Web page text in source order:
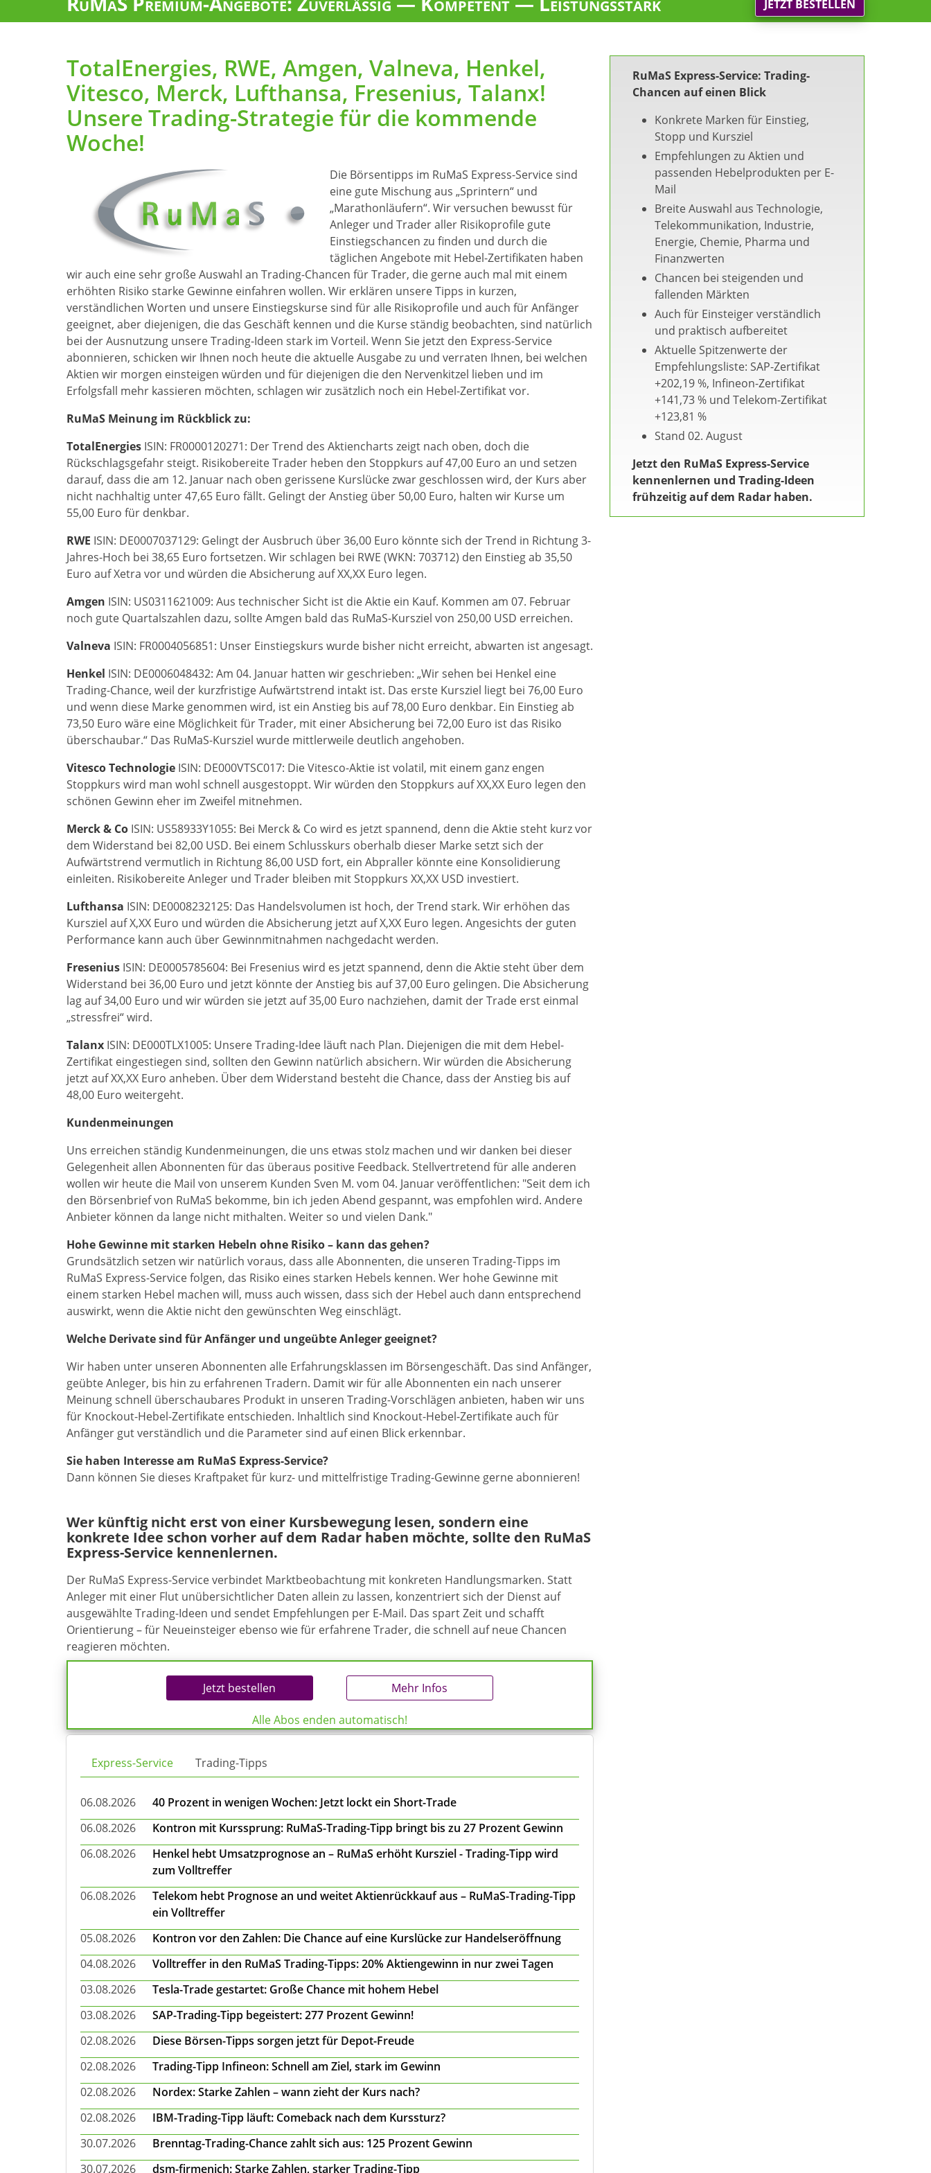
JETZT BESTELLEN
TotalEnergies, RWE, Amgen, Valneva, Henkel,
Vitesco, Merck, Lufthansa, Fresenius, Talanx!
Unsere Trading-Strategie für die kommende
Woche!
Die Börsentipps im RuMaS Express-Service sind
eine gute Mischung aus „Sprintern“ und
„Marathonläufern“. Wir versuchen bewusst für
Anleger und Trader aller Risikoprofile gute
Einstiegschancen zu finden und durch die
täglichen Angebote mit Hebel-Zertifikaten haben
wir auch eine sehr große Auswahl an Trading-Chancen für Trader, die gerne auch mal mit einem
erhöhten Risiko starke Gewinne einfahren wollen. Wir erklären unsere Tipps in kurzen,
verständlichen Worten und unsere Einstiegskurse sind für alle Risikoprofile und auch für Anfänger
geeignet, aber diejenigen, die das Geschäft kennen und die Kurse ständig beobachten, sind natürlich
bei der Ausnutzung unsere Trading-Ideen stark im Vorteil. Wenn Sie jetzt den Express-Service
abonnieren, schicken wir Ihnen noch heute die aktuelle Ausgabe zu und verraten Ihnen, bei welchen
Aktien wir morgen einsteigen würden und für diejenigen die den Nervenkitzel lieben und im
Erfolgsfall mehr kassieren möchten, schlagen wir zusätzlich noch ein Hebel-Zertifikat vor.
RuMaS Meinung im Rückblick zu:
TotalEnergies ISIN: FR0000120271: Der Trend des Aktiencharts zeigt nach oben, doch die
Rückschlagsgefahr steigt. Risikobereite Trader heben den Stoppkurs auf 47,00 Euro an und setzen
darauf, dass die am 12. Januar nach oben gerissene Kurslücke zwar geschlossen wird, der Kurs aber
nicht nachhaltig unter 47,65 Euro fällt. Gelingt der Anstieg über 50,00 Euro, halten wir Kurse um
55,00 Euro für denkbar.
RWE ISIN: DE0007037129: Gelingt der Ausbruch über 36,00 Euro könnte sich der Trend in Richtung 3-
Jahres-Hoch bei 38,65 Euro fortsetzen. Wir schlagen bei RWE (WKN: 703712) den Einstieg ab 35,50
Euro auf Xetra vor und würden die Absicherung auf XX,XX Euro legen.
Amgen ISIN: US0311621009: Aus technischer Sicht ist die Aktie ein Kauf. Kommen am 07. Februar
noch gute Quartalszahlen dazu, sollte Amgen bald das RuMaS-Kursziel von 250,00 USD erreichen.
Valneva ISIN: FR0004056851: Unser Einstiegskurs wurde bisher nicht erreicht, abwarten ist angesagt.
Henkel ISIN: DE0006048432: Am 04. Januar hatten wir geschrieben: „Wir sehen bei Henkel eine
Trading-Chance, weil der kurzfristige Aufwärtstrend intakt ist. Das erste Kursziel liegt bei 76,00 Euro
und wenn diese Marke genommen wird, ist ein Anstieg bis auf 78,00 Euro denkbar. Ein Einstieg ab
73,50 Euro wäre eine Möglichkeit für Trader, mit einer Absicherung bei 72,00 Euro ist das Risiko
überschaubar.“ Das RuMaS-Kursziel wurde mittlerweile deutlich angehoben.
Vitesco Technologie ISIN: DE000VTSC017: Die Vitesco-Aktie ist volatil, mit einem ganz engen
Stoppkurs wird man wohl schnell ausgestoppt. Wir würden den Stoppkurs auf XX,XX Euro legen den
schönen Gewinn eher im Zweifel mitnehmen.
Merck & Co ISIN: US58933Y1055: Bei Merck & Co wird es jetzt spannend, denn die Aktie steht kurz vor
dem Widerstand bei 82,00 USD. Bei einem Schlusskurs oberhalb dieser Marke setzt sich der
Aufwärtstrend vermutlich in Richtung 86,00 USD fort, ein Abpraller könnte eine Konsolidierung
einleiten. Risikobereite Anleger und Trader bleiben mit Stoppkurs XX,XX USD investiert.
Lufthansa ISIN: DE0008232125: Das Handelsvolumen ist hoch, der Trend stark. Wir erhöhen das
Kursziel auf X,XX Euro und würden die Absicherung jetzt auf X,XX Euro legen. Angesichts der guten
Performance kann auch über Gewinnmitnahmen nachgedacht werden.
Fresenius ISIN: DE0005785604: Bei Fresenius wird es jetzt spannend, denn die Aktie steht über dem
Widerstand bei 36,00 Euro und jetzt könnte der Anstieg bis auf 37,00 Euro gelingen. Die Absicherung
lag auf 34,00 Euro und wir würden sie jetzt auf 35,00 Euro nachziehen, damit der Trade erst einmal
„stressfrei“ wird.
Talanx ISIN: DE000TLX1005: Unsere Trading-Idee läuft nach Plan. Diejenigen die mit dem Hebel-
Zertifikat eingestiegen sind, sollten den Gewinn natürlich absichern. Wir würden die Absicherung
jetzt auf XX,XX Euro anheben. Über dem Widerstand besteht die Chance, dass der Anstieg bis auf
48,00 Euro weitergeht.
Kundenmeinungen
Uns erreichen ständig Kundenmeinungen, die uns etwas stolz machen und wir danken bei dieser
Gelegenheit allen Abonnenten für das überaus positive Feedback. Stellvertretend für alle anderen
wollen wir heute die Mail von unserem Kunden Sven M. vom 04. Januar veröffentlichen: "Seit dem ich
den Börsenbrief von RuMaS bekomme, bin ich jeden Abend gespannt, was empfohlen wird. Andere
Anbieter können da lange nicht mithalten. Weiter so und vielen Dank."
Hohe Gewinne mit starken Hebeln ohne Risiko – kann das gehen?
Grundsätzlich setzen wir natürlich voraus, dass alle Abonnenten, die unseren Trading-Tipps im
RuMaS Express-Service folgen, das Risiko eines starken Hebels kennen. Wer hohe Gewinne mit
einem starken Hebel machen will, muss auch wissen, dass sich der Hebel auch dann entsprechend
auswirkt, wenn die Aktie nicht den gewünschten Weg einschlägt.
Welche Derivate sind für Anfänger und ungeübte Anleger geeignet?
Wir haben unter unseren Abonnenten alle Erfahrungsklassen im Börsengeschäft. Das sind Anfänger,
geübte Anleger, bis hin zu erfahrenen Tradern. Damit wir für alle Abonnenten ein nach unserer
Meinung schnell überschaubares Produkt in unseren Trading-Vorschlägen anbieten, haben wir uns
für Knockout-Hebel-Zertifikate entschieden. Inhaltlich sind Knockout-Hebel-Zertifikate auch für
Anfänger gut verständlich und die Parameter sind auf einen Blick erkennbar.
Sie haben Interesse am RuMaS Express-Service?
Dann können Sie dieses Kraftpaket für kurz- und mittelfristige Trading-Gewinne gerne abonnieren!
Wer künftig nicht erst von einer Kursbewegung lesen, sondern eine
konkrete Idee schon vorher auf dem Radar haben möchte, sollte den RuMaS
Express-Service kennenlernen.
Der RuMaS Express-Service verbindet Marktbeobachtung mit konkreten Handlungsmarken. Statt
Anleger mit einer Flut unübersichtlicher Daten allein zu lassen, konzentriert sich der Dienst auf
ausgewählte Trading-Ideen und sendet Empfehlungen per E-Mail. Das spart Zeit und schafft
Orientierung – für Neueinsteiger ebenso wie für erfahrene Trader, die schnell auf neue Chancen
reagieren möchten.
Jetzt bestellen Mehr Infos
Alle Abos enden automatisch!
Express-Service Trading-Tipps
06.08.2026
40 Prozent in wenigen Wochen: Jetzt lockt ein Short-Trade
06.08.2026
Kontron mit Kurssprung: RuMaS-Trading-Tipp bringt bis zu 27 Prozent Gewinn
06.08.2026
Henkel hebt Umsatzprognose an – RuMaS erhöht Kursziel - Trading-Tipp wird
zum Volltreffer
06.08.2026
Telekom hebt Prognose an und weitet Aktienrückkauf aus – RuMaS-Trading-Tipp
ein Volltreffer
05.08.2026
Kontron vor den Zahlen: Die Chance auf eine Kurslücke zur Handelseröffnung
04.08.2026
Volltreffer in den RuMaS Trading-Tipps: 20% Aktiengewinn in nur zwei Tagen
03.08.2026
Tesla-Trade gestartet: Große Chance mit hohem Hebel
03.08.2026
SAP-Trading-Tipp begeistert: 277 Prozent Gewinn!
02.08.2026
Diese Börsen-Tipps sorgen jetzt für Depot-Freude
02.08.2026
Trading-Tipp Infineon: Schnell am Ziel, stark im Gewinn
02.08.2026
Nordex: Starke Zahlen – wann zieht der Kurs nach?
02.08.2026
IBM-Trading-Tipp läuft: Comeback nach dem Kurssturz?
30.07.2026
Brenntag-Trading-Chance zahlt sich aus: 125 Prozent Gewinn
30.07.2026
dsm-firmenich: Starke Zahlen, starker Trading-Tipp
RuMaS Express-Service: Trading-
Chancen auf einen Blick
Konkrete Marken für Einstieg,
Stopp und Kursziel
Empfehlungen zu Aktien und
passenden Hebelprodukten per E-
Mail
Breite Auswahl aus Technologie,
Telekommunikation, Industrie,
Energie, Chemie, Pharma und
Finanzwerten
Chancen bei steigenden und
fallenden Märkten
Auch für Einsteiger verständlich
und praktisch aufbereitet
Aktuelle Spitzenwerte der
Empfehlungsliste: SAP-Zertifikat
+202,19 %, Infineon-Zertifikat
+141,73 % und Telekom-Zertifikat
+123,81 %
Stand 02. August
Jetzt den RuMaS Express-Service
kennenlernen und Trading-Ideen
frühzeitig auf dem Radar haben.